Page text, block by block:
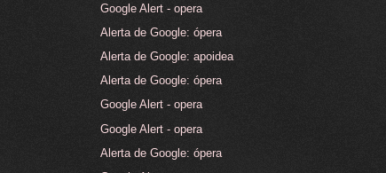
Google Alert - opera
Alerta de Google: ópera
Alerta de Google: apoidea
Alerta de Google: ópera
Google Alert - opera
Google Alert - opera
Alerta de Google: ópera